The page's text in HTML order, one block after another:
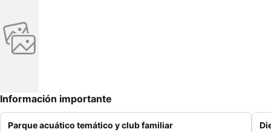
Información importante
Parque acuático temático y club familiar